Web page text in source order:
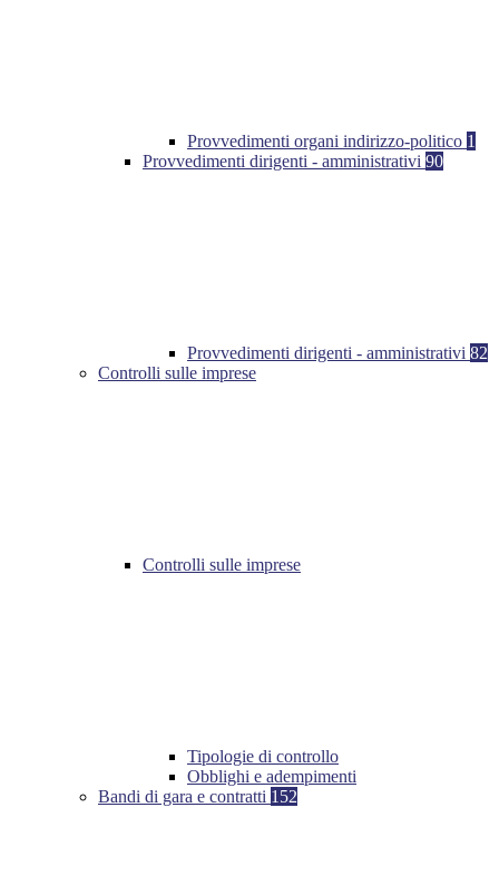
Provvedimenti organi indirizzo-politico 1
Provvedimenti dirigenti - amministrativi 90
Provvedimenti dirigenti - amministrativi 82
Controlli sulle imprese
Controlli sulle imprese
Tipologie di controllo
Obblighi e adempimenti
Bandi di gara e contratti 152